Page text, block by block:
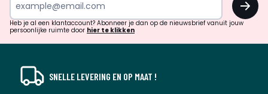
verrassingen?
Heb je al een klantaccount? Abonneer je dan op de nieuwsbrief vanuit jouw
persoonlijke ruimte door hier te klikken
SNELLE LEVERING EN OP MAAT !